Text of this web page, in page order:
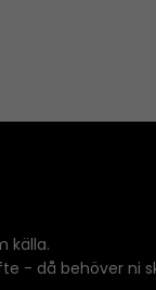
källa.
- då behöver ni